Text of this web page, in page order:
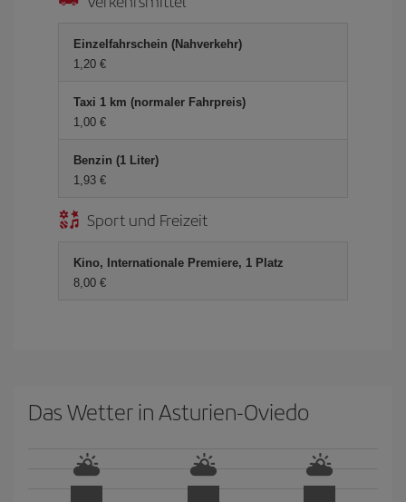
Einzelfahrschein (Nahverkehr)
1,20 €
Taxi 1 km (normaler Fahrpreis)
1,00 €
Benzin (1 Liter)
1,93 €
Sport und Freizeit
Kino, Internationale Premiere, 1 Platz
8,00 €
Das Wetter in Asturien-Oviedo